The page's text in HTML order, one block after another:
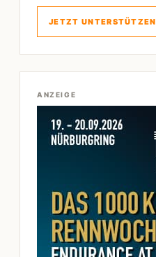
JETZT UNTERSTÜTZEN
ANZEIGE